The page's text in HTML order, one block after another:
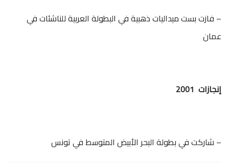
– فازت بست ميداليات ذهبية في البطولة العربية للناشئات في
عمان
إنجازات 2001
– شاركت في بطولة البحر الأبيض المتوسط في تونس